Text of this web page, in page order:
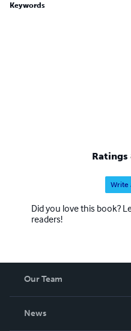
Keywords
Ratings
Write
Did you love this book?
readers!
Our Team
News